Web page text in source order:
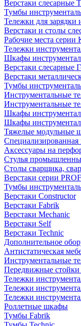
Верстаки слесарные
Тумбы
Тележки для зарядки
Верстаки и столы
Рабочие места серии
Тележки
Шкафы
Верстаки слесарные
Верстаки
Тумбы
Инструментальные
Инструментальные
Шкафы
Шкафы
Тяжелые модульные
Cпециализированная
Аксессуары на
Стулья
Столы сварщика,
Верстаки серии
Тумбы
Верстаки Constructor
Верстаки Fabrik
Верстаки Mechanic
Верстаки Self
Верстаки Technic
Дополнительное
Антистатическая
Инструментальные
Передвижные стойки
Тележки
Тележки
Тележки
Роллетные шкафы
Тумбы Fabrik